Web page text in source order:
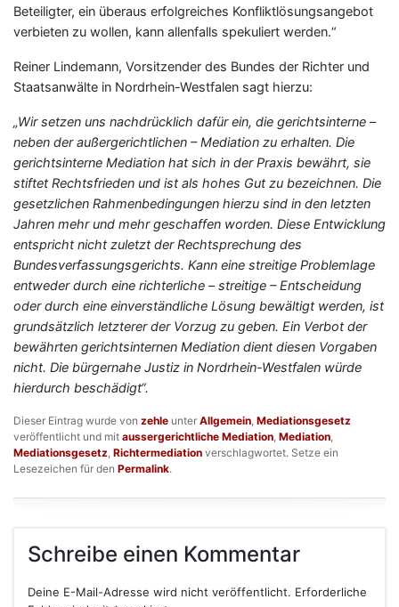
Beteiligter, ein überaus erfolgreiches Konfliktlösungsangebot
verbieten zu wollen, kann allenfalls spekuliert werden.“
Reiner Lindemann, Vorsitzender des Bundes der Richter und
Staatsanwälte in Nordrhein-Westfalen sagt hierzu:
„Wir setzen uns nachdrücklich dafür ein, die gerichtsinterne –
neben der außergerichtlichen – Mediation zu erhalten. Die
gerichtsinterne Mediation hat sich in der Praxis bewährt, sie
stiftet Rechtsfrieden und ist als hohes Gut zu bezeichnen. Die
gesetzlichen Rahmenbedingungen hierzu sind in den letzten
Jahren mehr und mehr geschaffen worden. Diese Entwicklung
entspricht nicht zuletzt der Rechtsprechung des
Bundesverfassungsgerichts. Kann eine streitige Problemlage
entweder durch eine richterliche – streitige – Entscheidung
oder durch eine einverständliche Lösung bewältigt werden, ist
grundsätzlich letzterer der Vorzug zu geben. Ein Verbot der
bewährten gerichtsinternen Mediation dient diesen Vorgaben
nicht. Die bürgernahe Justiz in Nordrhein-Westfalen würde
hierdurch beschädigt“.
Dieser Eintrag wurde von zehle unter Allgemein Mediationsgesetz
veröffentlicht und mit aussergerichtliche Mediation Mediation
Mediationsgesetz Richtermediation verschlagwortet. Setze ein
Lesezeichen für den Permalink.
Schreibe einen Kommentar
Deine E-Mail-Adresse wird nicht veröffentlicht. Erforderliche